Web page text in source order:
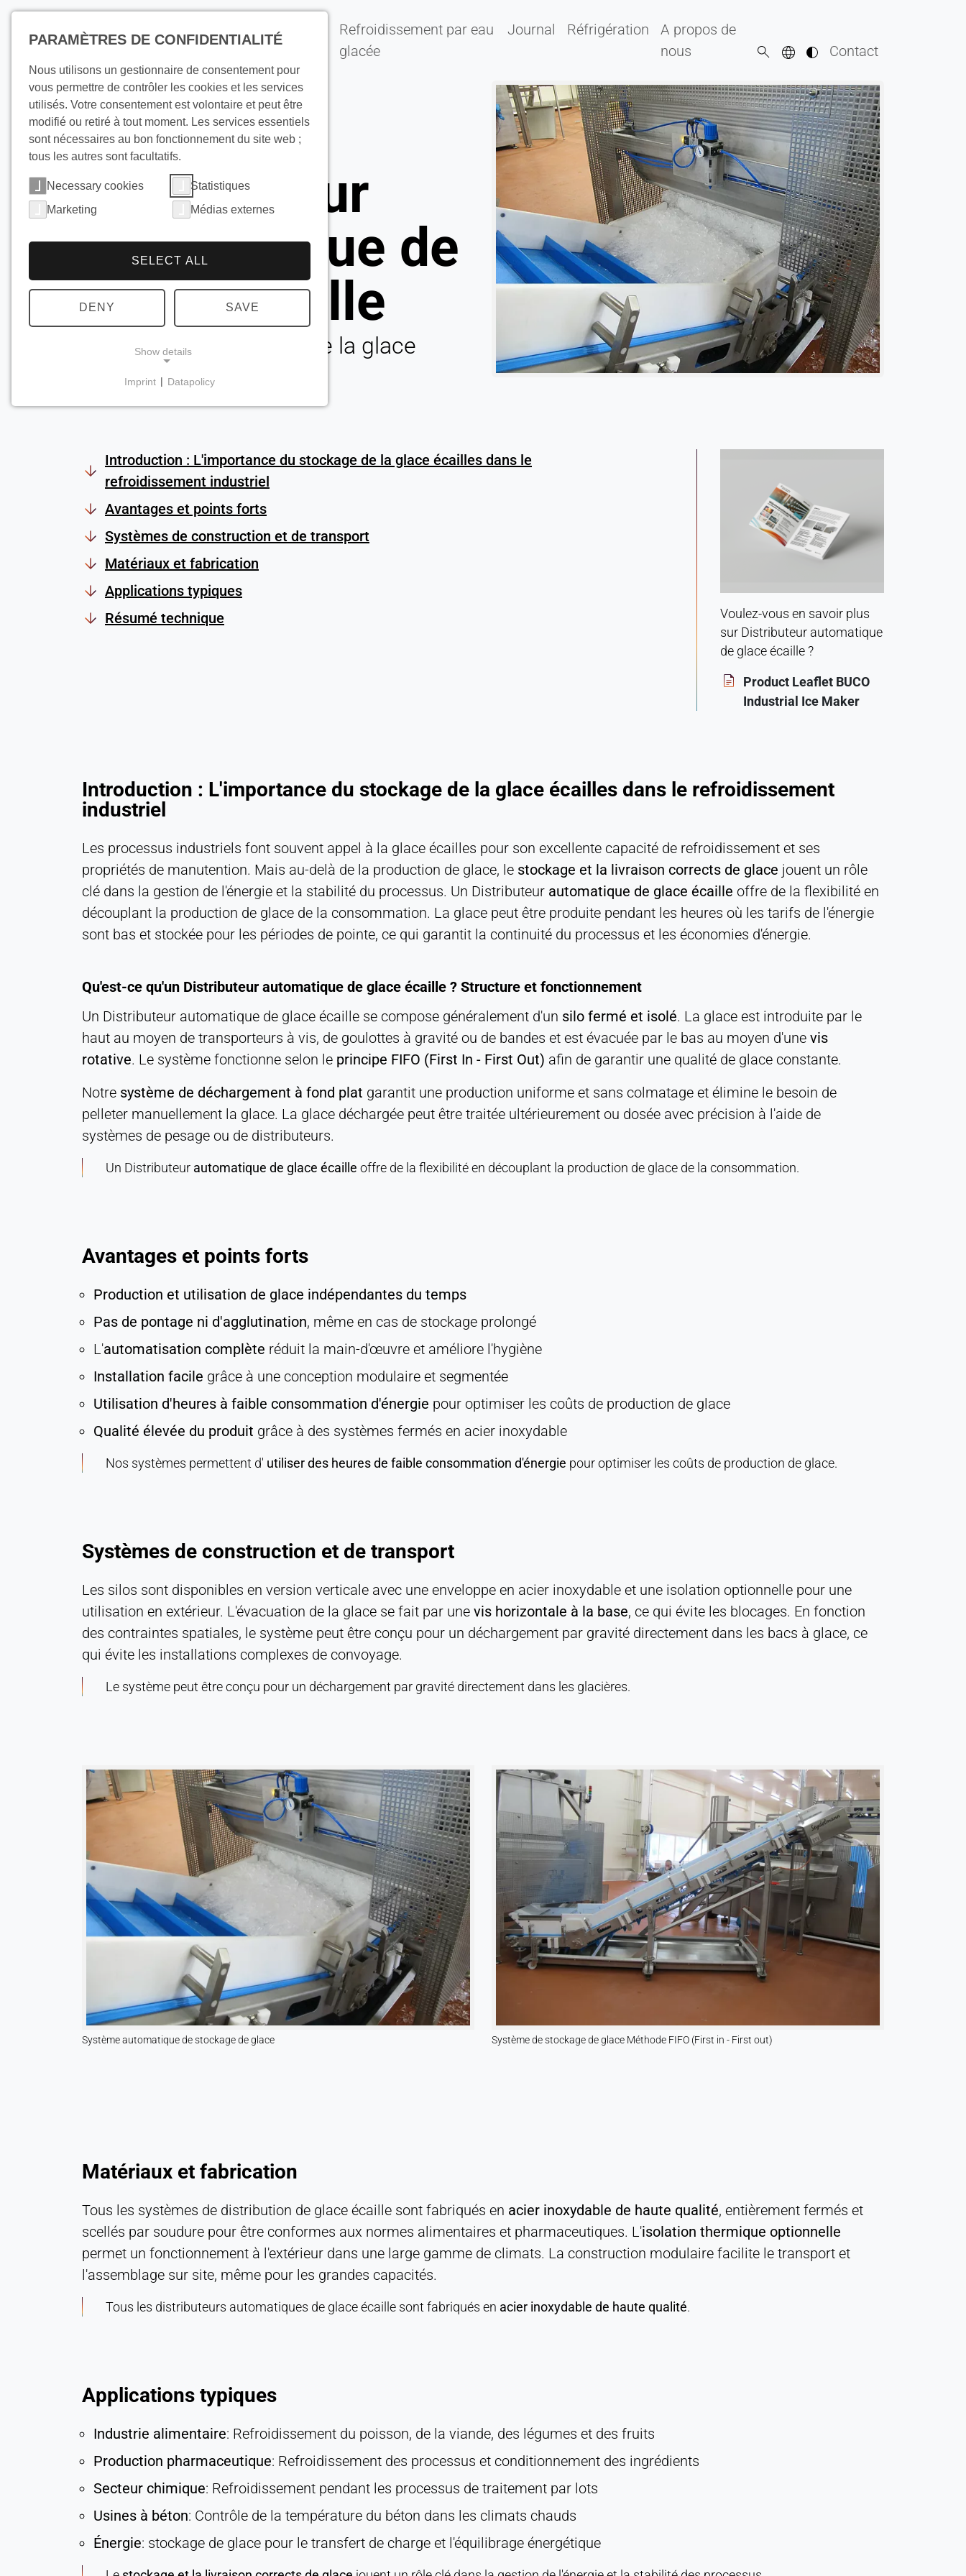
Produits
Refroidissement par eau
glacée
Journal Réfrigération
A propos de
nous
Contact
Distributeur
automatique de
glace écaille
Tamponnage efficace de la glace
industrielle
Introduction : L'importance du stockage de la glace écailles dans le
refroidissement industriel
Avantages et points forts
Systèmes de construction et de transport
Matériaux et fabrication
Applications typiques
Résumé technique
Voulez-vous en savoir plus
sur Distributeur automatique
de glace écaille ?
Product Leaflet BUCO
Industrial Ice Maker
Introduction : L'importance du stockage de la glace écailles dans le refroidissement
industriel
Les processus industriels font souvent appel à la glace écailles pour son excellente capacité de refroidissement et ses
propriétés de manutention. Mais au-delà de la production de glace, le stockage et la livraison corrects de glace jouent un rôle
clé dans la gestion de l'énergie et la stabilité du processus. Un Distributeur automatique de glace écaille offre de la flexibilité en
découplant la production de glace de la consommation. La glace peut être produite pendant les heures où les tarifs de l'énergie
sont bas et stockée pour les périodes de pointe, ce qui garantit la continuité du processus et les économies d'énergie.
Qu'est-ce qu'un Distributeur automatique de glace écaille ? Structure et fonctionnement
Un Distributeur automatique de glace écaille se compose généralement d'un silo fermé et isolé. La glace est introduite par le
haut au moyen de transporteurs à vis, de goulottes à gravité ou de bandes et est évacuée par le bas au moyen d'une vis
rotative. Le système fonctionne selon le principe FIFO (First In - First Out) afin de garantir une qualité de glace constante.
Notre système de déchargement à fond plat garantit une production uniforme et sans colmatage et élimine le besoin de
pelleter manuellement la glace. La glace déchargée peut être traitée ultérieurement ou dosée avec précision à l'aide de
systèmes de pesage ou de distributeurs.
Un Distributeur automatique de glace écaille offre de la flexibilité en découplant la production de glace de la consommation.
Avantages et points forts
Production et utilisation de glace indépendantes du temps
Pas de pontage ni d'agglutination, même en cas de stockage prolongé
L'automatisation complète réduit la main-d'œuvre et améliore l'hygiène
Installation facile grâce à une conception modulaire et segmentée
Utilisation d'heures à faible consommation d'énergie pour optimiser les coûts de production de glace
Qualité élevée du produit grâce à des systèmes fermés en acier inoxydable
Nos systèmes permettent d' utiliser des heures de faible consommation d'énergie pour optimiser les coûts de production de glace.
Systèmes de construction et de transport
Les silos sont disponibles en version verticale avec une enveloppe en acier inoxydable et une isolation optionnelle pour une
utilisation en extérieur. L'évacuation de la glace se fait par une vis horizontale à la base, ce qui évite les blocages. En fonction
des contraintes spatiales, le système peut être conçu pour un déchargement par gravité directement dans les bacs à glace, ce
qui évite les installations complexes de convoyage.
Le système peut être conçu pour un déchargement par gravité directement dans les glacières.
Système automatique de stockage de glace Système de stockage de glace Méthode FIFO (First in - First out)
Matériaux et fabrication
Tous les systèmes de distribution de glace écaille sont fabriqués en acier inoxydable de haute qualité, entièrement fermés et
scellés par soudure pour être conformes aux normes alimentaires et pharmaceutiques. L'isolation thermique optionnelle
permet un fonctionnement à l'extérieur dans une large gamme de climats. La construction modulaire facilite le transport et
l'assemblage sur site, même pour les grandes capacités.
Tous les distributeurs automatiques de glace écaille sont fabriqués en acier inoxydable de haute qualité.
Applications typiques
Industrie alimentaire: Refroidissement du poisson, de la viande, des légumes et des fruits
Production pharmaceutique: Refroidissement des processus et conditionnement des ingrédients
Secteur chimique: Refroidissement pendant les processus de traitement par lots
Usines à béton: Contrôle de la température du béton dans les climats chauds
Énergie: stockage de glace pour le transfert de charge et l'équilibrage énergétique
PARAMÈTRES DE CONFIDENTIALITÉ
Nous utilisons un gestionnaire de consentement pour
vous permettre de contrôler les cookies et les services
utilisés. Votre consentement est volontaire et peut être
modifié ou retiré à tout moment. Les services essentiels
sont nécessaires au bon fonctionnement du site web ;
tous les autres sont facultatifs.
Necessary cookies
Statistiques
Marketing
Médias externes
SELECT ALL
DENY SAVE
Show details
privée. Ces cookies ne peuvent pas être
cookie_consentement
consentement
Provider:
STATISTIQUES
Utilisées pour comprendre comment le site web
est utilisé et pour améliorer les performances et la
anonyme.
Matomo
Provider:
Heat Transfer Technology
duration:
Session
MARKETING
Utilisées pour mesurer l'efficacité du marketing et
identifier les visiteurs liés à l'entreprise.
LinkedIn
Société LinkedIn
Suivi des conversions
Cookie
1 jour - 1 an
_li_id.#, _li_id.#.expires, _li_ses.#,
_li_ses.#.expires,
Cookie
Persistant
Hotjar
Hotjar Ltd.
Purpose:
Analyse du comportement des
duration:
Session - 1 an
Permet d'accéder à du contenu de tiers, tel que
des vidéos. Lorsqu'elles sont activées, les
données techniques peuvent être transférées au
fournisseur.
Purpose:
duration:
Imprint | Datapolicy